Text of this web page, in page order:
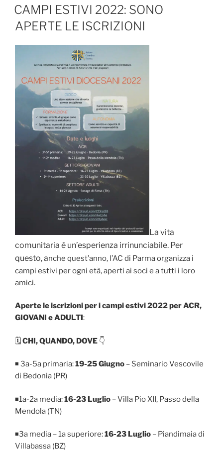
IL
CAMPI ESTIVI 2022: SONO
APERTE LE ISCRIZIONI
La vita
comunitaria è un’esperienza irrinunciabile. Per
questo, anche quest’anno, l’AC di Parma organizza i
campi estivi per ogni età, aperti ai soci e a tutti i loro
amici.
Aperte le iscrizioni per i campi estivi 2022 per ACR,
GIOVANI e ADULTI :
🗓️ CHI, QUANDO, DOVE 👇
◾ 3a-5a primaria:19-25 Giugno – Seminario Vescovile
di Bedonia (PR)
◾1a-2a media:16-23 Luglio – Villa Pio XII, Passo della
Mendola (TN)
◾3a media – 1asuperiore:16-23 Luglio – Piandimaia di
Villabassa (BZ)